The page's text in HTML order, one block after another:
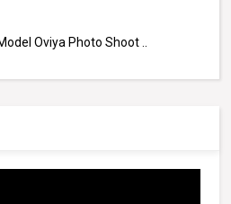
Oviya Photo Shoot ..